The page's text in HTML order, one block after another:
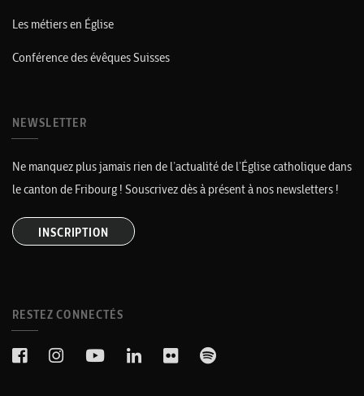
Les métiers en Église
Conférence des évêques Suisses
NEWSLETTER
Ne manquez plus jamais rien de l’actualité de l’Église catholique dans
le canton de Fribourg ! Souscrivez dès à présent à nos newsletters !
INSCRIPTION
RESTEZ CONNECTÉS